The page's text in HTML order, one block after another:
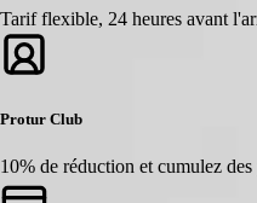
Tarif flexible, 24 heures avant
Protur Club
10% de réduction et cumulez